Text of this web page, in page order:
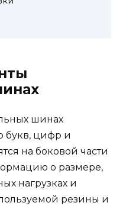
шинах
букв, цифр и
на боковой части
о размере,
нагрузках и
резины и